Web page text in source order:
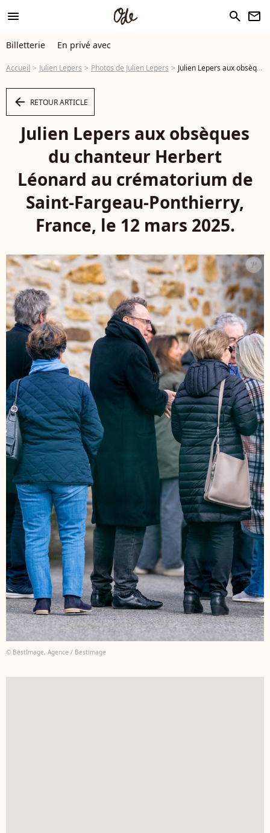
menu search newsletter
Billetterie En privé avec
Accueil Julien Lepers Photos de Julien Lepers Julien Lepers aux obsèques du chanteur Herbert Léonard au crématorium de Saint-Fargeau-Ponthierry, France, le 12 mars 2025. © Bestimage - Photo
arrow_left RETOUR ARTICLE
Julien Lepers aux obsèques
du chanteur Herbert
Léonard au crématorium de
Saint-Fargeau-Ponthierry,
France, le 12 mars 2025.
© BestImage, Agence / Bestimage